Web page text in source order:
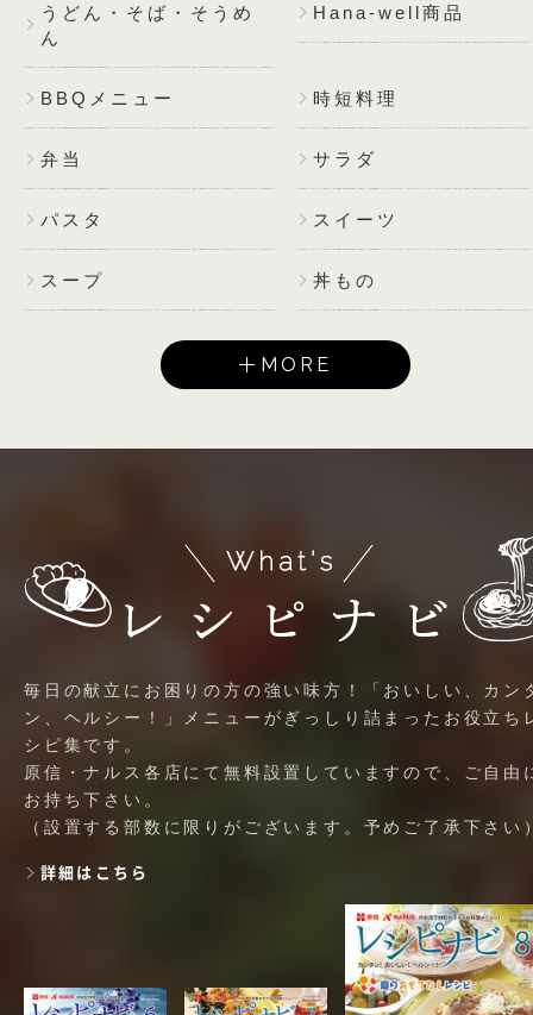
うどん・そば・そうめ
ん
Hana-well商品
BBQメニュー 時短料理
弁当 サラダ
パスタ スイーツ
スープ 丼もの
MORE
毎日の献立にお困りの方の強い味方！「おいしい、カン
ン、ヘルシー！」メニューがぎっしり詰まったお役立ち
シピ集です。
原信・ナルス各店にて無料設置していますので、ご自由
お持ち下さい。
（設置する部数に限りがございます。予めご了承下さい
詳細はこちら